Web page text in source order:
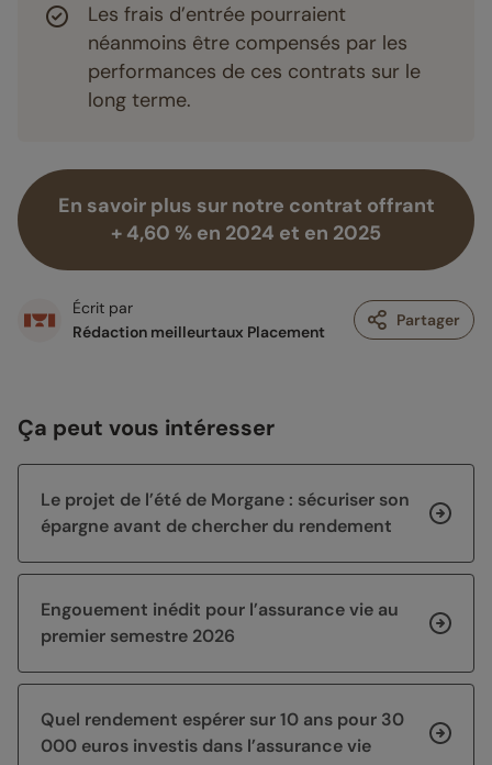
Les frais d’entrée pourraient
néanmoins être compensés par les
performances de ces contrats sur le
long terme.
En savoir plus sur notre contrat offrant
+ 4,60 % en 2024 et en 2025
Écrit par
Rédaction meilleurtaux Placement
Partager
Ça peut vous intéresser
Le projet de l’été de Morgane : sécuriser son
épargne avant de chercher du rendement
Engouement inédit pour l’assurance vie au
premier semestre 2026
Quel rendement espérer sur 10 ans pour 30
000 euros investis dans l’assurance vie